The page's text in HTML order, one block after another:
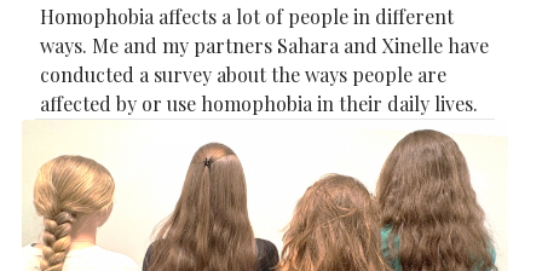
Homophobia affects a lot of people in different
ways. Me and my partners Sahara and Xinelle have
conducted a survey about the ways people are
affected by or use homophobia in their daily lives.